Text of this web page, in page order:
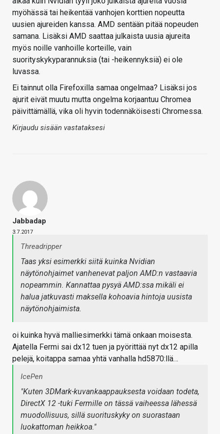
myöhässä tai heikentää vanhojen korttien nopeutta
uusien ajureiden kanssa. AMD sentään pitää nopeuden
samana. Lisäksi AMD saattaa julkaista uusia ajureita
myös noille vanhoille korteille, vain
suorityskykyparannuksia (tai -heikennyksiä) ei ole
luvassa.
Ei tainnut olla Firefoxilla samaa ongelmaa? Lisäksi jos
ajurit eivät muutu mutta ongelma korjaantuu Chromea
päivittämällä, vika oli hyvin todennäköisesti Chromessa.
Kirjaudu sisään vastataksesi
Jabbadap
3.7.2017
Threadripper
Taas yksi esimerkki siitä kuinka Nvidian
näytönohjaimet vanhenevat paljon AMD:n vastaavia
nopeammin. Kannattaa pysyä AMD:ssa mikäli ei
halua jatkuvasti maksella kohoavia hintoja uusista
näytönohjaimista.
oi kuinka hyvä malliesimerkki tämä onkaan moisesta.
Ajatella Fermi sai dx12 tuen ja pyörittää nyt dx12 apilla
pelejä, koitappa samaa yhtä vanhalla hd5870:llä…
IcePen
"Kuten 3DMark-kuvankaappauksesta voidaan todeta,
DirectX 12 -tuki Fermille on tässä vaiheessa lähessä
muodollisuus, sillä suorituskyky on suorastaan
luokattoman heikkoa."